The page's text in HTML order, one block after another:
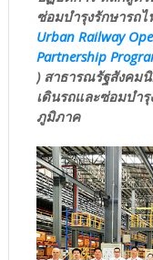
ซ่อมบำรุงรักษารถ
Urban Railway
Partnership
) สาธารณรัฐสังคม
เดินรถและซ่อมบำ
ภูมิภาค